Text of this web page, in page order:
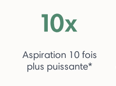
Aspiration 10 fois
plus puissante*